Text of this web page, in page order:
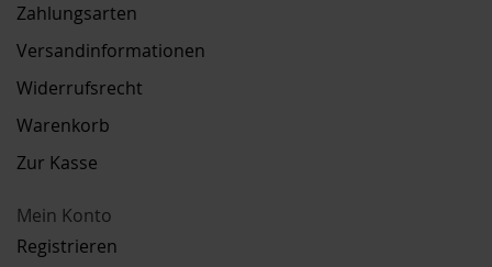
Zahlungsarten
Versandinformationen
Widerrufsrecht
Warenkorb
Zur Kasse
Mein Konto
Registrieren